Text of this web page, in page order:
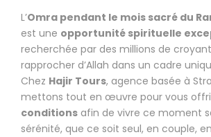
L’Omra pendant le mois sacré du
est une opportunité spirituelle
recherchée par des millions de
rapprocher d’Allah dans un cadre
Chez Hajir Tours, agence basée à
mettons tout en œuvre pour vous
conditions afin de vivre ce moment
sérénité, que ce soit seul, en couple,